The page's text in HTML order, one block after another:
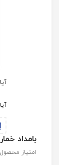
بامداد خمار
امتیاز